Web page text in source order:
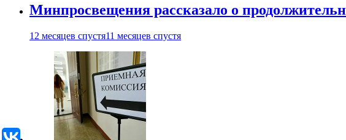
Минпросвещения рассказало о
12 месяцев спустя11 месяцев спустя